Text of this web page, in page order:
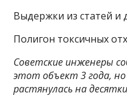
Выдержки из статей и
Полигон токсичных
Советские инженеры
этот объект 3 года,
растянулась на